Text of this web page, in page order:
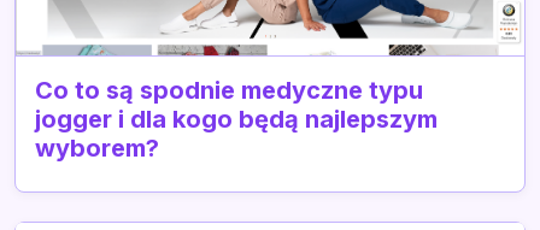
Co to są spodnie medyczne typu
jogger i dla kogo będą najlepszym
wyborem?